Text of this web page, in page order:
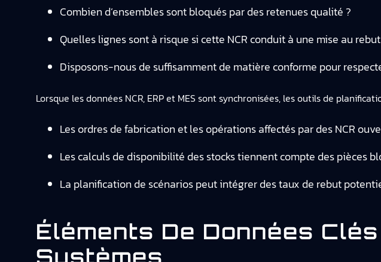
Combien d’ensembles sont bloqués par des retenues qualité ?
Quelles lignes sont à risque si cette NCR conduit à une mise au
Disposons-nous de suffisamment de matière conforme pour
Lorsque les données NCR, ERP et MES sont synchronisées, les outils de
Les ordres de fabrication et les opérations affectés par des NCR
Les calculs de disponibilité des stocks tiennent compte des pièces
La planification de scénarios peut intégrer des taux de rebut
Éléments De Données